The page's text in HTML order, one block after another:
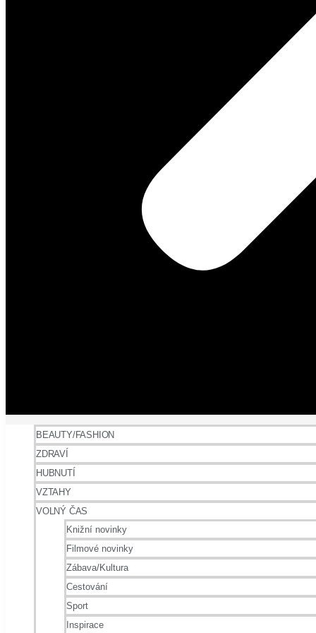
BEAUTY/FASHION
ZDRAVÍ
HUBNUTÍ
VZTAHY
VOLNÝ ČAS
Knižní novinky
Filmové novinky
Zábava/Kultura
Cestování
Sport
Inspirace